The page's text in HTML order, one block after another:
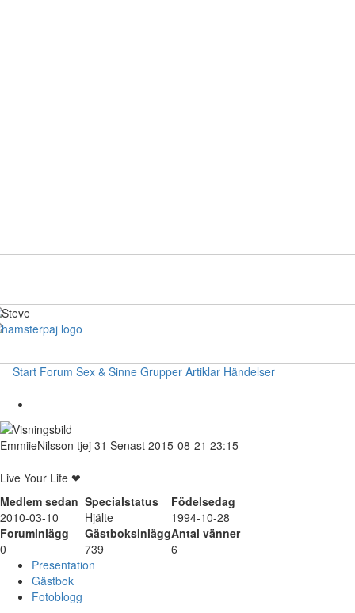
Start Forum Sex & Sinne Grupper Artiklar Händelser
EmmiieNilsson tjej 31 Senast 2015-08-21 23:15
Live Your Life ❤
Medlem sedan Specialstatus
Födelsedag
2010-03-10
Hjälte
1994-10-28
Foruminlägg
GästboksinläggAntal vänner
0
739
6
Presentation
Gästbok
Fotoblogg